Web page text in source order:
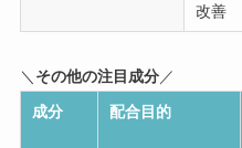
改善
＼ その他の注目成分／
成分
配合目的